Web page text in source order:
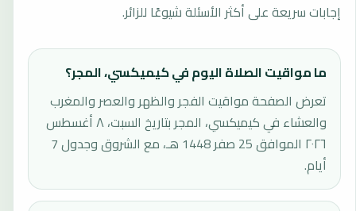
إجابات سريعة على أكثر الأسئلة شيوعًا للزائر.
ما مواقيت الصلاة اليوم في كيميكسي، المجر؟
تعرض الصفحة مواقيت الفجر والظهر والعصر والمغرب
والعشاء في كيميكسي، المجر بتاريخ السبت، ٨ أغسطس
٢٠٢٦ الموافق 25 صفر 1448 هـ، مع الشروق وجدول 7
أيام.